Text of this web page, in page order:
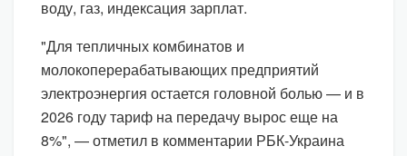
воду, газ, индексация зарплат.
"Для тепличных комбинатов и
молокоперерабатывающих предприятий
электроэнергия остается головной болью — и в
2026 году тариф на передачу вырос еще на
8%", — отметил в комментарии РБК-Украина